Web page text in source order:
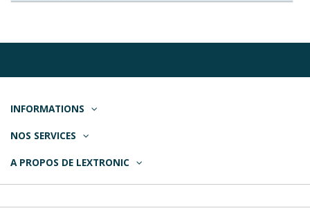
INFORMATIONS
NOS SERVICES
A PROPOS DE LEXTRONIC